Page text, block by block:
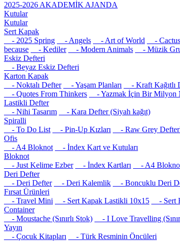
2025-2026 AKADEMİK AJANDA
Kutular
Kutular
Sert Kapak
- 2025 Spring
- Angels - Art of World - Cactus
because
- Kediler - Modern Animals - Müzik
Eskiz Defteri
- Beyaz Eskiz Defteri
Karton Kapak
- Noktalı Defter
- Yaşam Planları - Kraft Kağıtlı
- Quotes From Thinkers
- Yazmak İçin Bir Milyon
Lastikli Defter
- Nihi Tasarım
- Kara Defter (Siyah kağıt)
Spiralli
- To Do List
- Pin-Up Kızları
- Raw Grey
Ofis
- A4 Bloknot
- İndex Kart ve Kutuları
Bloknot
- Just Kelime Ezber
- İndex Kartları
- A4
Deri Defter
- Deri Defter
- Deri Kalemlik - Boncuklu Deri
Fırsat Ürünleri
- Travel Mini
- Sert Kapak Lastikli 10x15 - Sert
Container
- Moustache (Sınırlı Stok)
- I Love Travelling
Yayın
- Çocuk Kitapları
- Türk Resminin Öncüleri